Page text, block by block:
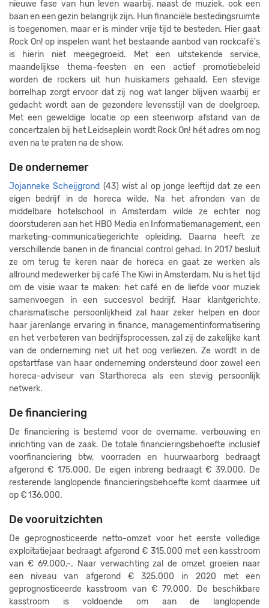
nieuwe fase van hun leven waarbij, naast de muziek, ook een
baan en een gezin belangrijk zijn. Hun financiële bestedingsruimte
is toegenomen, maar er is minder vrije tijd te besteden. Hier gaat
Rock On! op inspelen want het bestaande aanbod van rockcafé's
is hierin niet meegegroeid. Met een uitstekende service,
maandelijkse thema-feesten en een actief promotiebeleid
worden de rockers uit hun huiskamers gehaald. Een stevige
borrelhap zorgt ervoor dat zij nog wat langer blijven waarbij er
gedacht wordt aan de gezondere levensstijl van de doelgroep.
Met een geweldige locatie op een steenworp afstand van de
concertzalen bij het Leidseplein wordt Rock On! hét adres om nog
even na te praten na de show.
De ondernemer
Jojanneke Scheijgrond (43) wist al op jonge leeftijd dat ze een
eigen bedrijf in de horeca wilde. Na het afronden van de
middelbare hotelschool in Amsterdam wilde ze echter nog
doorstuderen aan het HBO Media en Informatiemanagement, een
marketing-communicatiegerichte opleiding. Daarna heeft ze
verschillende banen in de financial control gehad. In 2017 besluit
ze om terug te keren naar de horeca en gaat ze werken als
allround medewerker bij café The Kiwi in Amsterdam. Nu is het tijd
om de visie waar te maken: het café en de liefde voor muziek
samenvoegen in een succesvol bedrijf. Haar klantgerichte,
charismatische persoonlijkheid zal haar zeker helpen en door
haar jarenlange ervaring in finance, managementinformatisering
en het verbeteren van bedrijfsprocessen, zal zij de zakelijke kant
van de onderneming niet uit het oog verliezen. Ze wordt in de
opstartfase van haar onderneming ondersteund door zowel een
horeca-adviseur van Starthoreca als een stevig persoonlijk
netwerk.
De financiering
De financiering is bestemd voor de overname, verbouwing en
inrichting van de zaak. De totale financieringsbehoefte inclusief
voorfinanciering btw, voorraden en huurwaarborg bedraagt
afgerond € 175.000. De eigen inbreng bedraagt € 39.000. De
resterende langlopende financieringsbehoefte komt daarmee uit
op € 136.000.
De vooruitzichten
De geprognosticeerde netto-omzet voor het eerste volledige
exploitatiejaar bedraagt afgerond € 315.000 met een kasstroom
van € 69.000,-. Naar verwachting zal de omzet groeien naar
een niveau van afgerond € 325.000 in 2020 met een
geprognosticeerde kasstroom van € 79.000. De beschikbare
kasstroom is voldoende om aan de langlopende